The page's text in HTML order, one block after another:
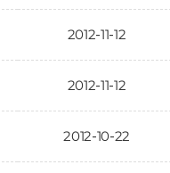
2012-11-12
2012-11-12
2012-10-22